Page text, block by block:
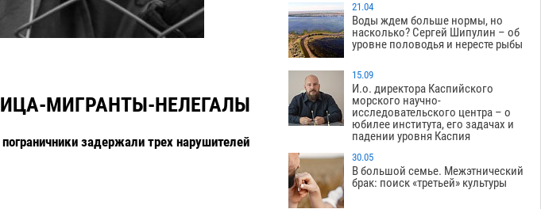
МИГРАНТЫ-НЕЛЕГАЛЫ
задержали трех нарушителей
21.04
Воды ждем больше нормы, но
насколько? Сергей Шипулин – об
уровне половодья и нересте рыбы
15.09
И.о. директора Каспийского
морского научно-
исследовательского центра – о
юбилее института, его задачах и
падении уровня Каспия
30.05
В большой семье. Межэтнический
брак: поиск «третьей» культуры